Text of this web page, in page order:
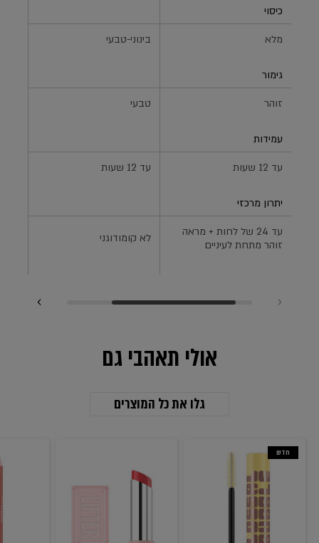
כיסוי
מלא בינוני-טבעי
גימור
זוהר טבעי
עמידות
עד 12 שעות עד 12 שעות
יתרון מרכזי
עד 24 של לחות + מראה
זוהר מתחת לעיניים
לא קומודוגני
אולי תאהבי גם
גלו את כל המוצרים
חדש